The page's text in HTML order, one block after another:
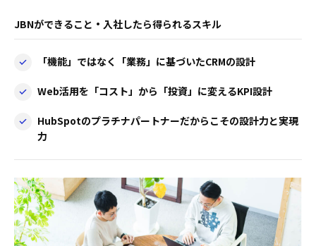
JBNができること・入社したら得られるスキル
「機能」ではなく「業務」に基づいたCRMの設計
Web活用を「コスト」から「投資」に変えるKPI設計
HubSpotのプラチナパートナーだからこその設計力と実現
力